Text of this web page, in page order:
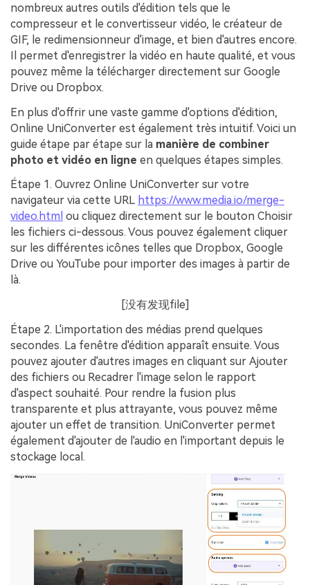
nombreux autres outils d'édition tels que le
compresseur et le convertisseur vidéo, le créateur de
GIF, le redimensionneur d'image, et bien d'autres encore.
Il permet d'enregistrer la vidéo en haute qualité, et vous
pouvez même la télécharger directement sur Google
Drive ou Dropbox.
En plus d'offrir une vaste gamme d'options d'édition,
Online UniConverter est également très intuitif. Voici un
guide étape par étape sur la manière de combiner
photo et vidéo en ligne en quelques étapes simples.
Étape 1. Ouvrez Online UniConverter sur votre
navigateur via cette URL https://www.media.io/merge-
video.html ou cliquez directement sur le bouton Choisir
les fichiers ci-dessous. Vous pouvez également cliquer
sur les différentes icônes telles que Dropbox, Google
Drive ou YouTube pour importer des images à partir de
là.
[没有发现file]
Étape 2. L'importation des médias prend quelques
secondes. La fenêtre d'édition apparaît ensuite. Vous
pouvez ajouter d'autres images en cliquant sur Ajouter
des fichiers ou Recadrer l'image selon le rapport
d'aspect souhaité. Pour rendre la fusion plus
transparente et plus attrayante, vous pouvez même
ajouter un effet de transition. UniConverter permet
également d'ajouter de l'audio en l'important depuis le
stockage local.